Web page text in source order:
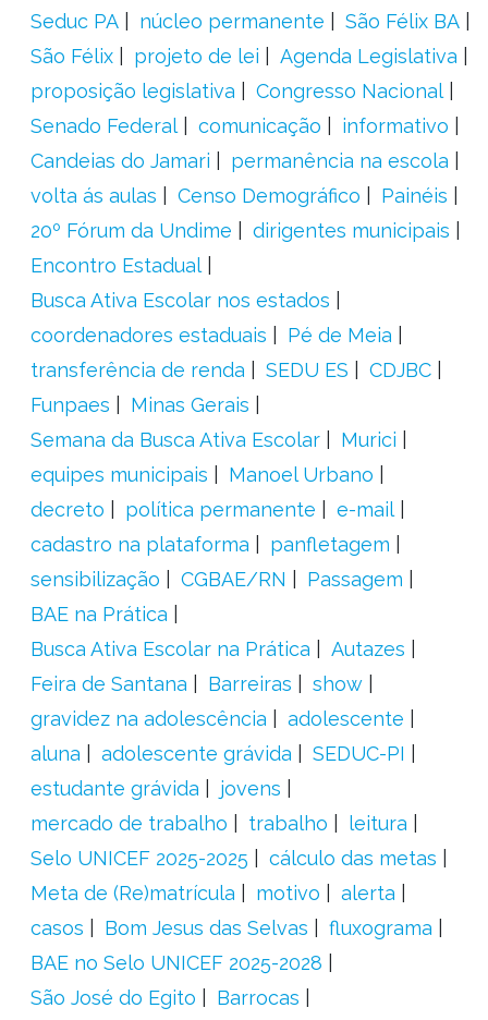
Seduc PA
núcleo permanente
São Félix BA
São Félix
projeto de lei
Agenda Legislativa
proposição legislativa
Congresso Nacional
Senado Federal
comunicação
informativo
Candeias do Jamari
permanência na escola
volta ás aulas
Censo Demográfico
Painéis
20º Fórum da Undime
dirigentes municipais
Encontro Estadual
Busca Ativa Escolar nos estados
coordenadores estaduais
Pé de Meia
transferência de renda
SEDU ES
CDJBC
Funpaes
Minas Gerais
Semana da Busca Ativa Escolar
Murici
equipes municipais
Manoel Urbano
decreto
política permanente
e-mail
cadastro na plataforma
panfletagem
sensibilização
CGBAE/RN
Passagem
BAE na Prática
Busca Ativa Escolar na Prática
Autazes
Feira de Santana
Barreiras
show
gravidez na adolescência
adolescente
aluna
adolescente grávida
SEDUC-PI
estudante grávida
jovens
mercado de trabalho
trabalho
leitura
Selo UNICEF 2025-2025
cálculo das metas
Meta de (Re)matrícula
motivo
alerta
casos
Bom Jesus das Selvas
fluxograma
BAE no Selo UNICEF 2025-2028
São José do Egito
Barrocas